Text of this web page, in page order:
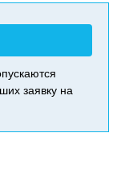
заявку на